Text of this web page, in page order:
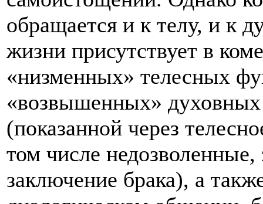
обращается и к телу, и к
жизни присутствует в
«низменных» телесных
«возвышенных»
(показанной через
том числе недозволенные,
заключение брака), а